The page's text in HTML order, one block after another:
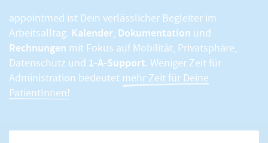
appointmed ist Dein verlässlicher Begleiter im
Arbeitsalltag. Kalender, Dokumentation und
Rechnungen mit Fokus auf Mobilität, Privatsphäre,
Datenschutz und 1-A-Support. Weniger Zeit für
Administration bedeutet mehr Zeit für Deine
PatientInnen!